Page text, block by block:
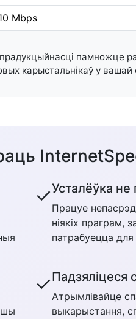
Mbps
памножце
карыстальнікаў у вашай
✓Усталёўка не
Працуе
ніякіх праграм,
патрабуецца для
✓Падзяліцеся
Атрымлівайце
выкарыстання,